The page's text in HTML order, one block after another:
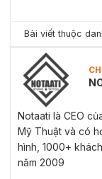
Bài viết thuộc
Notaati là CEO
Mỹ Thuật và có
hình, 1000+
năm 2009